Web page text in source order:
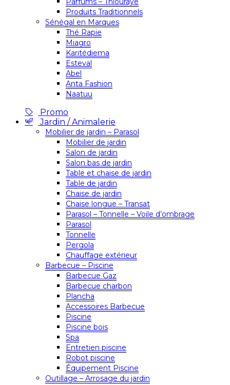
Produits Traditionnels
Sénégal en Marques
Thé Rapie
Miagro
Karitédiema
Esteval
Abel
Anta Fashion
Naatuu
Promo
Jardin / Animalerie
Mobilier de jardin – Parasol
Mobilier de jardin
Salon de jardin
Salon bas de jardin
Table et chaise de jardin
Table de jardin
Chaise de jardin
Chaise longue – Transat
Parasol – Tonnelle – Voile d’ombrage
Parasol
Tonnelle
Pergola
Chauffage extérieur
Barbecue – Piscine
Barbecue Gaz
Barbecue charbon
Plancha
Accessoires Barbecue
Piscine
Piscine bois
Spa
Entretien piscine
Robot piscine
Équipement Piscine
Outillage – Arrosage du jardin